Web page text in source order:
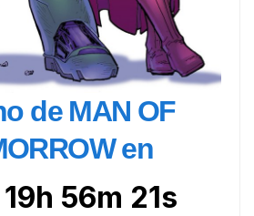
de MAN OF
en
56m 20s